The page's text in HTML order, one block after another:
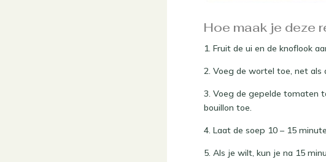
Hoe maak je deze
1. Fruit de ui en de knoflook
2. Voeg de wortel toe, net als
3. Voeg de gepelde tomaten
bouillon toe.
4. Laat de soep 10 – 15
5. Als je wilt, kun je na 15